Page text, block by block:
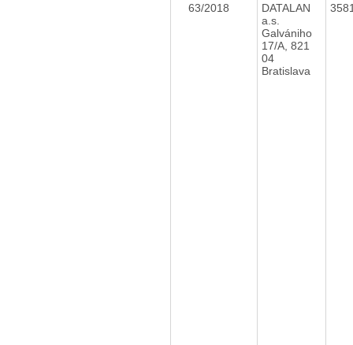
63/2018
DATALAN
a.s.
Galvániho
17/A, 821
04
Bratislava